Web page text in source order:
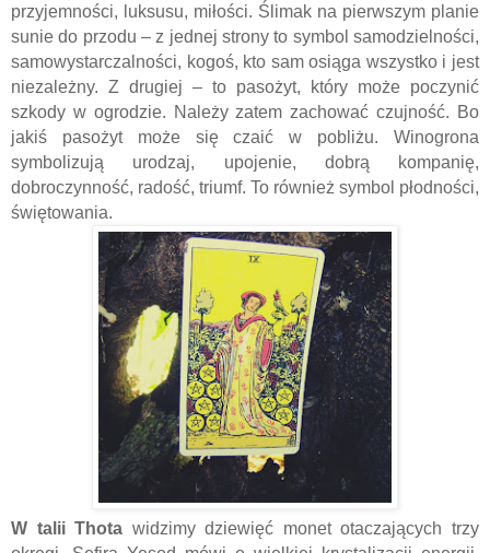
przyjemności, luksusu, miłości. Ślimak na pierwszym planie
sunie do przodu – z jednej strony to symbol samodzielności,
samowystarczalności, kogoś, kto sam osiąga wszystko i jest
niezależny. Z drugiej – to pasożyt, który może poczynić
szkody w ogrodzie. Należy zatem zachować czujność. Bo
jakiś pasożyt może się czaić w pobliżu. Winogrona
symbolizują urodzaj, upojenie, dobrą kompanię,
dobroczynność, radość, triumf. To również symbol płodności,
świętowania.
W talii Thota widzimy dziewięć monet otaczających trzy